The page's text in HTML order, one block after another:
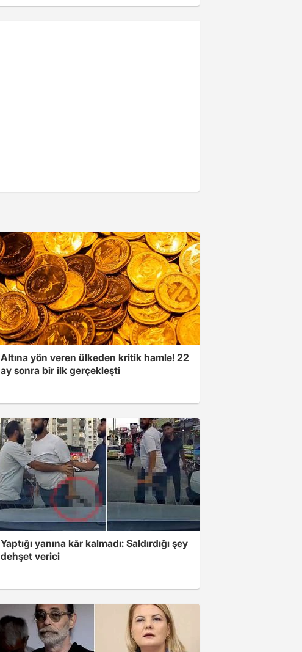
Altına yön veren ülkeden kritik hamle! 22
ay sonra bir ilk gerçekleşti
Yaptığı yanına kâr kalmadı: Saldırdığı şey
dehşet verici